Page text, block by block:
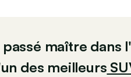
maître dans
des meilleurs